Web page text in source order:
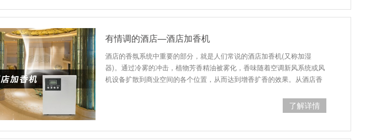
有情调的酒店—酒店加香机
酒店的香氛系统中重要的部分，就是人们常说的酒店加香机(又称加湿
器)。通过冷雾的冲击，植物芳香精油被雾化，香味随着空调新风系统或风
机设备扩散到商业空间的各个位置，从而达到增香扩香的效果。从酒店香
了解详情